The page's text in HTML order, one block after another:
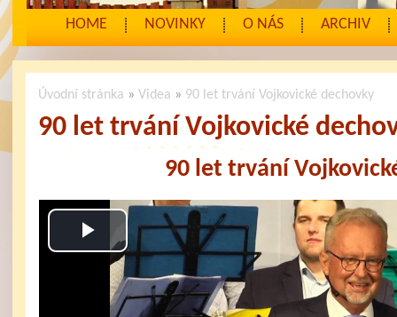
HOME NOVINKY O NÁS ARCHIV
Úvodní stránka » Videa » 90 let trvání Vojkovické dechovky
90 let trvání Vojkovické
90 let trvání
Play
Video